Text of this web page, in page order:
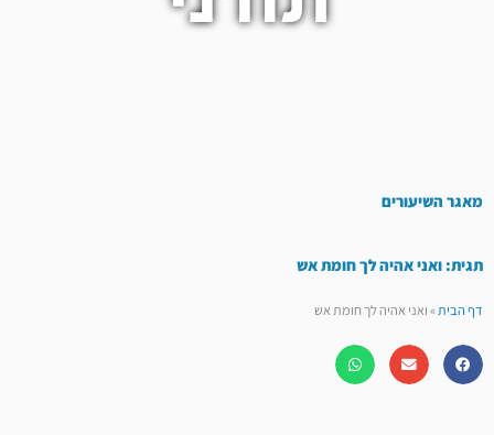
מאגר השיעורים
תגית: ואני אהיה לך חומת אש
דף הבית»ואני אהיה לך חומת אש